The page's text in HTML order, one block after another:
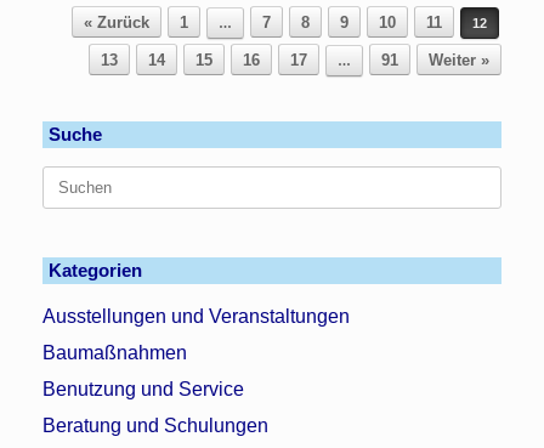
Beitragsnavigation
« Zurück 1 … 7 8 9 10 11 12
13 14 15 16 17 … 91 Weiter »
Suche
Suchen
Kategorien
Ausstellungen und Veranstaltungen
Baumaßnahmen
Benutzung und Service
Beratung und Schulungen